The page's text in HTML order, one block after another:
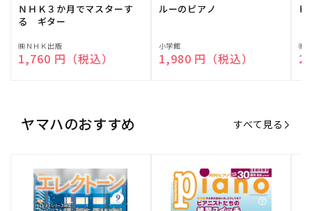
ＮＨＫ３か月でマスターす
る ギター
販
売
㈱ＮＨＫ出版
通常価格
1,760 円（税込）
ルーのピアノ
販
売
小学館
通常価格
1,980 円（税込）
ピ
販
売
㈱
ヤマハのおすすめ すべて見る